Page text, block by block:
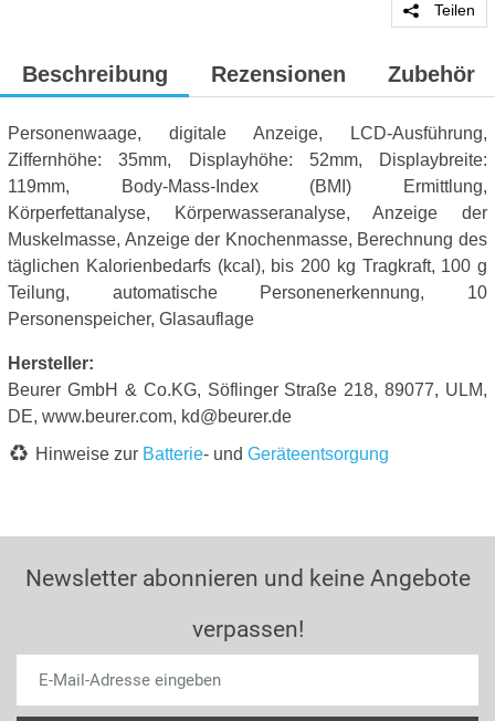
Teilen
Beschreibung Rezensionen Zubehör
Personenwaage, digitale Anzeige, LCD-Ausführung,
Ziffernhöhe: 35mm, Displayhöhe: 52mm, Displaybreite:
119mm, Body-Mass-Index (BMI) Ermittlung,
Körperfettanalyse, Körperwasseranalyse, Anzeige der
Muskelmasse, Anzeige der Knochenmasse, Berechnung des
täglichen Kalorienbedarfs (kcal), bis 200 kg Tragkraft, 100 g
Teilung, automatische Personenerkennung, 10
Personenspeicher, Glasauflage
Hersteller:
Beurer GmbH & Co.KG, Söflinger Straße 218, 89077, ULM,
DE, www.beurer.com, kd@beurer.de
Hinweise zur Batterie- und Geräteentsorgung
Newsletter abonnieren und keine Angebote
verpassen!